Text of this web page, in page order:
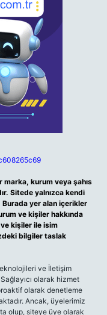
kurum veya şahıs
Sitede yalnızca kendi
Burada yer alan içerikler
ve kişiler hakkında
kişiler ile isim
bilgiler taslak
ve İletişim
olarak hizmet
olarak denetleme
Ancak, üyelerimiz
olup, siteye üye olarak